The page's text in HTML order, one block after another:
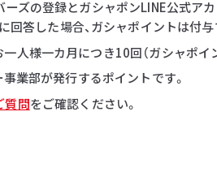
ーズの登録とガシャポンLINE公式ア
答した場合、ガシャポイントは付
人様一カ月につき10回（ガシャポ
事業部が発行するポイントです。
質問をご確認ください。